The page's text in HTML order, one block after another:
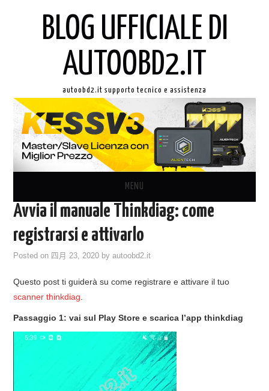
BLOG UFFICIALE DI
AUTOOBD2.IT
autoobd2.it supporto tecnico e assistenza
MENU
ORIGINALE LAUNCH X431
AUTEL IN ITALIANO
ECU PROGRAMMATORE
ORIGINALE OBDSTAR
Avvia il manuale Thinkdiag: come
registrarsi e attivarlo
Posted on 四月 23, 2020 byautoobd2.it
Questo post ti guiderà su come registrare e attivare il tuo
scanner thinkdiag.
Passaggio 1: vai sul Play Store e scarica l’app thinkdiag